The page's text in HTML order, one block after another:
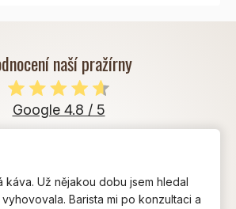
naší pražírny
Google 4.8 / 5
káva. Už nějakou dobu jsem hledal
Barista mi po konzultaci a